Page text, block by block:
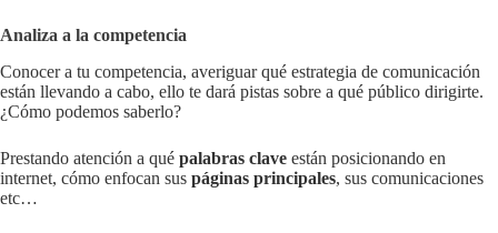
Analiza a la competencia
Conocer a tu competencia, averiguar qué estrategia de comunicación
están llevando a cabo, ello te dará pistas sobre a qué público dirigirte.
¿Cómo podemos saberlo?
Prestando atención a qué palabras clave están posicionando en
internet, cómo enfocan sus páginas principales, sus comunicaciones
etc…